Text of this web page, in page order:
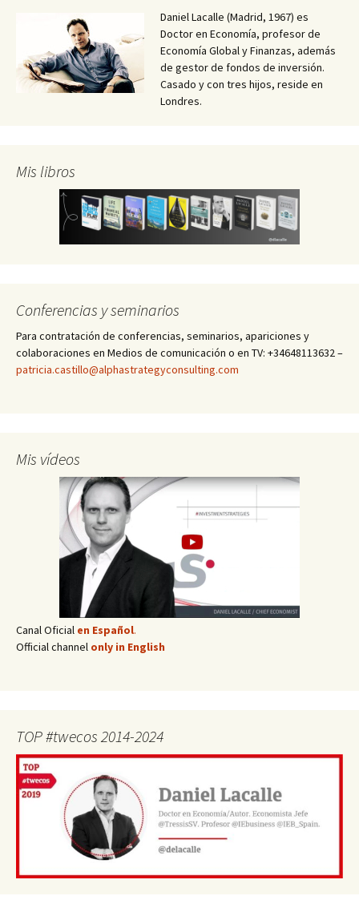
Daniel Lacalle (Madrid, 1967) es
Doctor en Economía, profesor de
Economía Global y Finanzas, además
de gestor de fondos de inversión.
Casado y con tres hijos, reside en
Londres.
Mis libros
Conferencias y seminarios
Para contratación de conferencias, seminarios, apariciones y
colaboraciones en Medios de comunicación o en TV: +34648113632 –
patricia.castillo@alphastrategyconsulting.com
Mis vídeos
Canal Oficial en Español.
Official channel only in English
TOP #twecos 2014-2024